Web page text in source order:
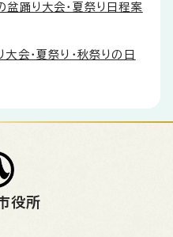
踊り大会・夏祭り日程案
・夏祭り・秋祭りの日
役所